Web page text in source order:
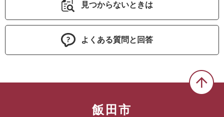
見つからないときは
よくある質問と回答
飯田市